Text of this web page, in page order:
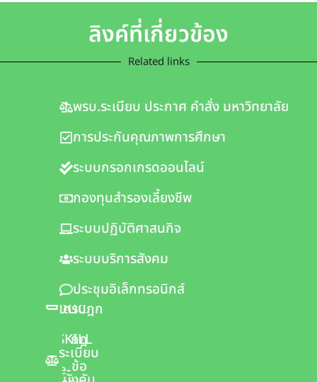
ลิงค์ที่เกี่ยวข้อง
Related links
ระบบ
นิสิต
ห้อง
สมุด
e-
Learning
e-
Testing
MCU
MOOC
ITSKILL
e-
วิดีโอ
ดีมานด์
อีเมล์
วารสาร
ออนไลน์
คลัง
เอกสาร
ดิจิทัล
พระ
ไตรปิฎก
กฎ
ระเบียบ
ข้อ
พรบ.ระเบียบ ประกาศ คำสั่ง มหาวิทยาลัย
การประกันคุณภาพการศึกษา
ระบบกรอกเกรดออนไลน์
กองทุนสำรองเลี้ยงชีพ
ระบบปฏิบัติศาสนกิจ
ระบบบริการสังคม
ประชุมอิเล็กทรอนิกส์